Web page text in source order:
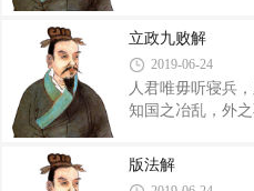
中以为纪。古之
则起。若有宾客
父母慈而不解则
妇孝而不解则美
解，则不得。故
渊者，众物之所
者，人之所仰而
理，则子妇孝。
则当于主。子妇
立政九败解
2019-06-24
人君唯毋听寝兵
知国之冶乱，外
矣，辽远之地谋
曰，“寝兵之说
版法解